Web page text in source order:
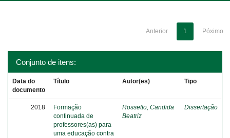
Anterior 1 Póximo
Conjunto de itens:
Data do
documento
Título Autor(es) Tipo
2018
Formação
continuada de
professores(as) para
uma educação contra
Rossetto, Candida
Beatriz
Dissertação